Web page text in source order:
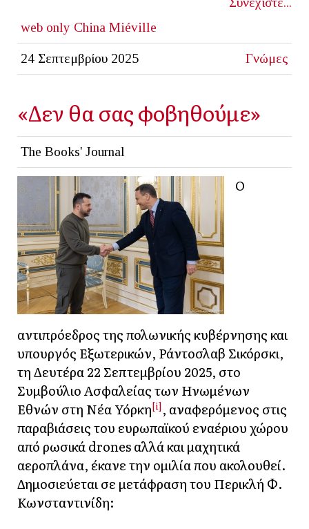
web only China Miéville
24 Σεπτεμβρίου 2025 Γνώμες
«Δεν θα σας φοβηθούμε»
The Books' Journal
Ο
αντιπρόεδρος της πολωνικής κυβέρνησης και
υπουργός Εξωτερικών, Ράντοσλαβ Σικόρσκι,
τη Δευτέρα 22 Σεπτεμβρίου 2025, στο
Συμβούλιο Ασφαλείας των Ηνωμένων
Εθνών στη Νέα Υόρκη[i], αναφερόμενος στις
παραβιάσεις του ευρωπαϊκού εναέριου χώρου
από ρωσικά drones αλλά και μαχητικά
αεροπλάνα, έκανε την ομιλία που ακολουθεί.
Δημοσιεύεται σε μετάφραση του Περικλή Φ.
Κωνσταντινίδη: